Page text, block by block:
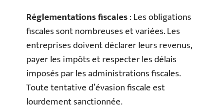
Réglementations fiscales: Les obligations
fiscales sont nombreuses et variées. Les
entreprises doivent déclarer leurs revenus,
payer les impôts et respecter les délais
imposés par les administrations fiscales.
Toute tentative d’évasion fiscale est
lourdement sanctionnée.